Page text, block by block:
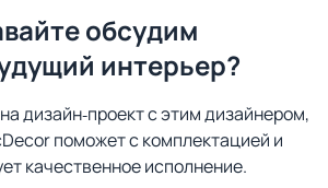
обсудим
интерьер?
дизайн‑проект с этим дизайнером,
поможет с комплектацией и
качественное исполнение.